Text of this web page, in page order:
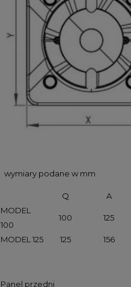
wymiary podane w mm
Q A
MODEL
100
100 125
MODEL 125 125 156
Panel przedni